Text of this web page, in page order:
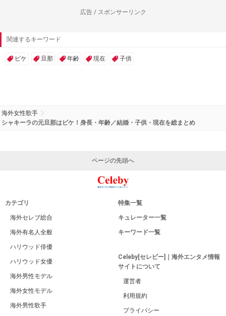
広告 / スポンサーリンク
関連するキーワード
ピケ 旦那 年齢 現在 子供
海外女性歌手
シャキーラの元旦那はピケ！身長・年齢／結婚・子供・現在を総まとめ
ページの先頭へ
カテゴリ
海外セレブ総合
海外有名人全般
ハリウッド俳優
ハリウッド女優
海外男性モデル
海外女性モデル
海外男性歌手
特集一覧
キュレーター一覧
キーワード一覧
Celeby[セレビー]｜海外エンタメ情報
サイトについて
運営者
利用規約
プライバシー